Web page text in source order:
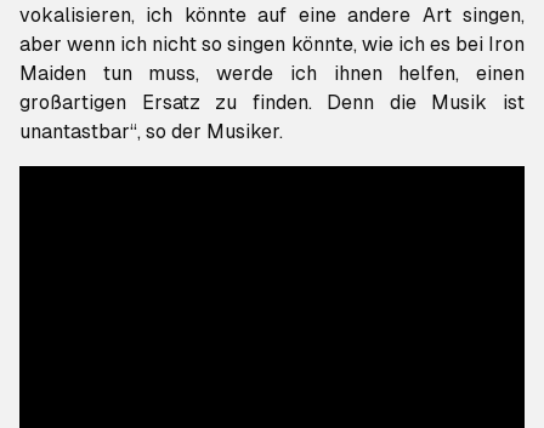
vokalisieren, ich könnte auf eine andere Art singen,
aber wenn ich nicht so singen könnte, wie ich es bei Iron
Maiden tun muss, werde ich ihnen helfen, einen
großartigen Ersatz zu finden. Denn die Musik ist
unantastbar“, so der Musiker.